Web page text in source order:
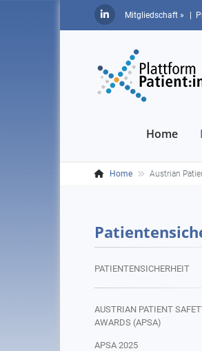
Mitgliedschaft » |
Home
Home Austrian
PATIENTENSICHERHEIT
AUSTRIAN PATIENT
AWARDS (APSA)
APSA 2025